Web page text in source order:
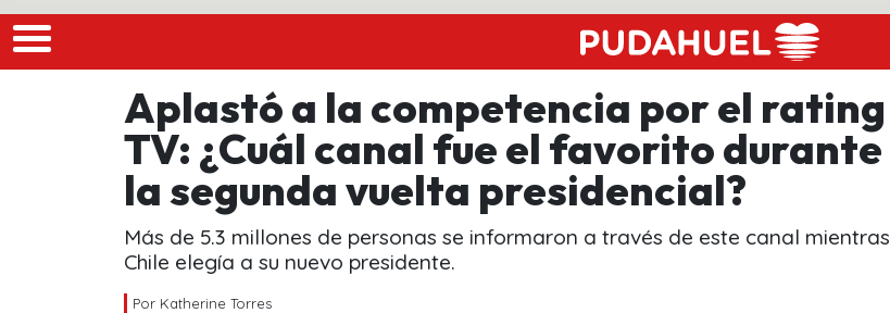
Aplastó a la competencia por el rating
TV: ¿Cuál canal fue el favorito durante
la segunda vuelta presidencial?
Más de 5.3 millones de personas se informaron a través de este canal mientras
Chile elegía a su nuevo presidente.
Por Katherine Torres